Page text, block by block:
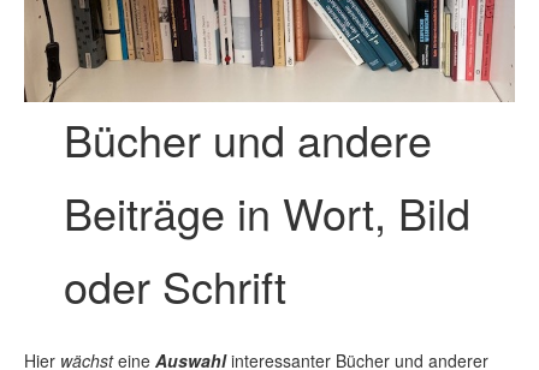
Bücher und andere
Beiträge in Wort, Bild
oder Schrift
Hier wächsteine Auswahlinteressanter Bücher und anderer